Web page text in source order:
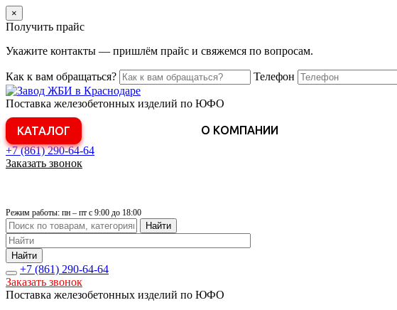
×
Получить прайс
Укажите контакты — пришлём прайс и свяжемся по вопросам.
Как к вам обращаться? Телефон
Поставка железобетонных изделий по ЮФО
КАТАЛОГ О КОМПАНИИ
+7 (861)290-64-64
Заказать звонок
Режим работы: пн – пт с 9:00 до 18:00
Найти
Найти
+7 (861) 290-64-64
Заказать звонок
Поставка железобетонных изделий по ЮФО